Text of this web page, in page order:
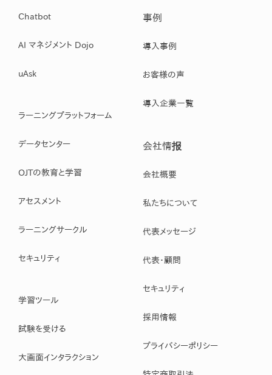
Chatbot
AI マネジメント Dojo
uAsk
ラーニングプラットフォーム
データセンター
OJTの教育と学習
アセスメント
ラーニングサークル
セキュリティ
学習ツール
試験を受ける
大画面インタラクション
事例
導入事例
お客様の声
導入企業一覧
会社情报
会社概要
私たちについて
代表メッセージ
代表・顧問
セキュリティ
採用情報
プライバシーポリシー